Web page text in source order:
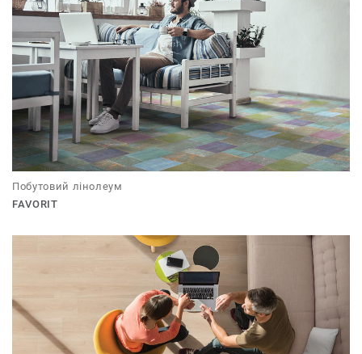
Побутовий лінолеум
FAVORIT